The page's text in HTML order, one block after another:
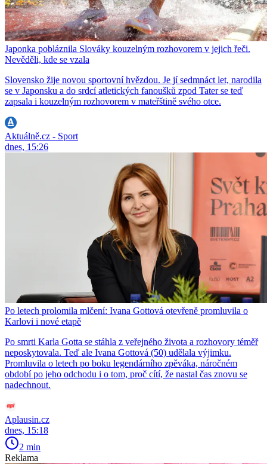
Japonka pobláznila Slováky kouzelným rozhovorem v jejich řeči.
Nevěděli, kde se vzala
Slovensko žije novou sportovní hvězdou. Je jí sedmnáct let, narodila
se v Japonsku a do srdcí atletických fanoušků zpod Tater se teď
zapsala i kouzelným rozhovorem v mateřštině svého otce.
Aktuálně.cz - Sport
dnes, 15:26
Po letech prolomila mlčení: Ivana Gottová otevřeně promluvila o
Karlovi i nové etapě
Po smrti Karla Gotta se stáhla z veřejného života a rozhovory téměř
neposkytovala. Teď ale Ivana Gottová (50) udělala výjimku.
Promluvila o letech po boku legendárního zpěváka, náročném
období po jeho odchodu i o tom, proč cítí, že nastal čas znovu se
nadechnout.
Aplausin.cz
dnes, 15:18
2 min
Reklama